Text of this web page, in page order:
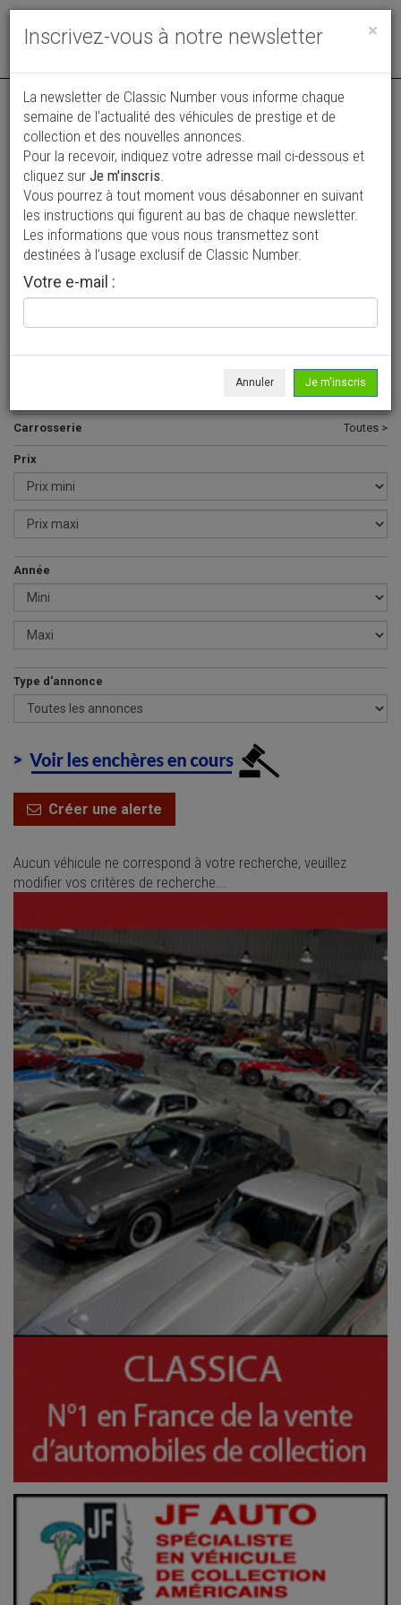
Toggle
Vos annonces vues par
plus de 4 millions de collectionneurs
Ajouter une annonce
> Rechercher un véhicule
Tous >
Carrosserie Toutes >
Prix
Année
Type d'annonce
Créer une alerte
Aucun véhicule ne correspond à votre recherche, veuillez
modifier vos critères de recherche...
×
Inscrivez-vous à notre newsletter
La newsletter de Classic Number vous informe chaque
semaine de l’actualité des véhicules de prestige et de
collection et des nouvelles annonces.
Pour la recevoir, indiquez votre adresse mail ci-dessous et
cliquez sur Je m'inscris.
Vous pourrez à tout moment vous désabonner en suivant
les instructions qui figurent au bas de chaque newsletter.
Les informations que vous nous transmettez sont
destinées à l’usage exclusif de Classic Number.
Votre e-mail :
Annuler Je m'inscris